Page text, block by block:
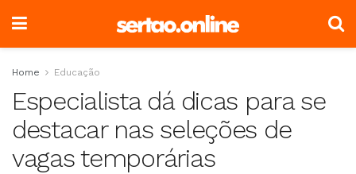
Home Educação
Especialista dá dicas para se
destacar nas seleções de
vagas temporárias